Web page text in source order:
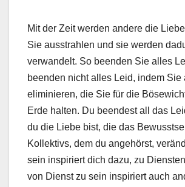
Mit der Zeit werden andere die
Sie ausstrahlen und sie werden
verwandelt. So beenden Sie alles
beenden nicht alles Leid, indem Sie
eliminieren, die Sie für die
Erde halten. Du beendest all das
du die Liebe bist, die das
Kollektivs, dem du angehörst,
sein inspiriert dich dazu, zu
von Dienst zu sein inspiriert auch